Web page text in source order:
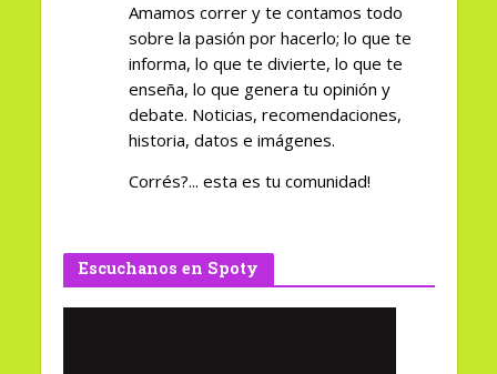
Amamos correr y te contamos todo
sobre la pasión por hacerlo; lo que te
informa, lo que te divierte, lo que te
enseña, lo que genera tu opinión y
debate. Noticias, recomendaciones,
historia, datos e imágenes.
Corrés?... esta es tu comunidad!
Escuchanos en Spoty